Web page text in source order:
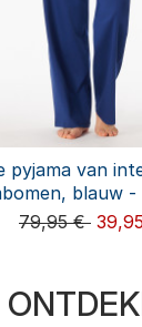
pyjama van
blauw
79,95 €